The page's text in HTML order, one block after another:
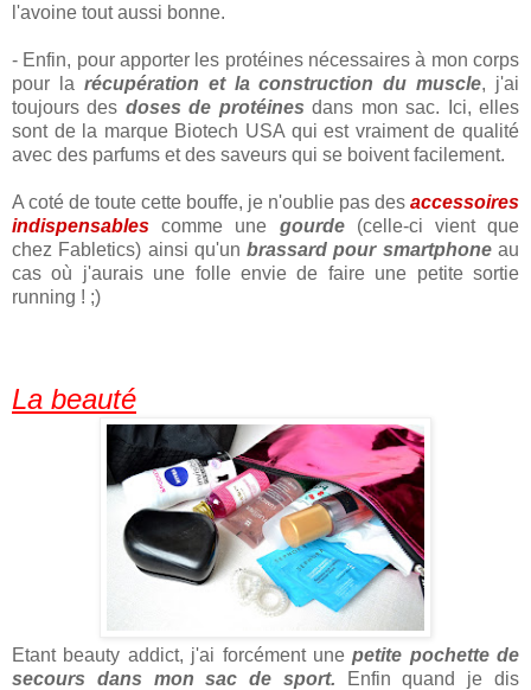
l'avoine tout aussi bonne.
- Enfin, pour apporter les protéines nécessaires à mon corps
pour la récupération et la construction du muscle, j'ai
toujours des doses de protéines dans mon sac. Ici, elles
sont de la marque Biotech USA qui est vraiment de qualité
avec des parfums et des saveurs qui se boivent facilement.
A coté de toute cette bouffe, je n'oublie pas des accessoires
indispensables comme une gourde(celle-ci vient que
chez Fabletics) ainsi qu'unbrassard pour smartphoneau
cas où j'aurais une folle envie de faire une petite sortie
running ! ;)
La beauté
Etant beauty addict, j'ai forcément unepetite pochette de
secours dans mon sac de sport.
Enfin quand je dis